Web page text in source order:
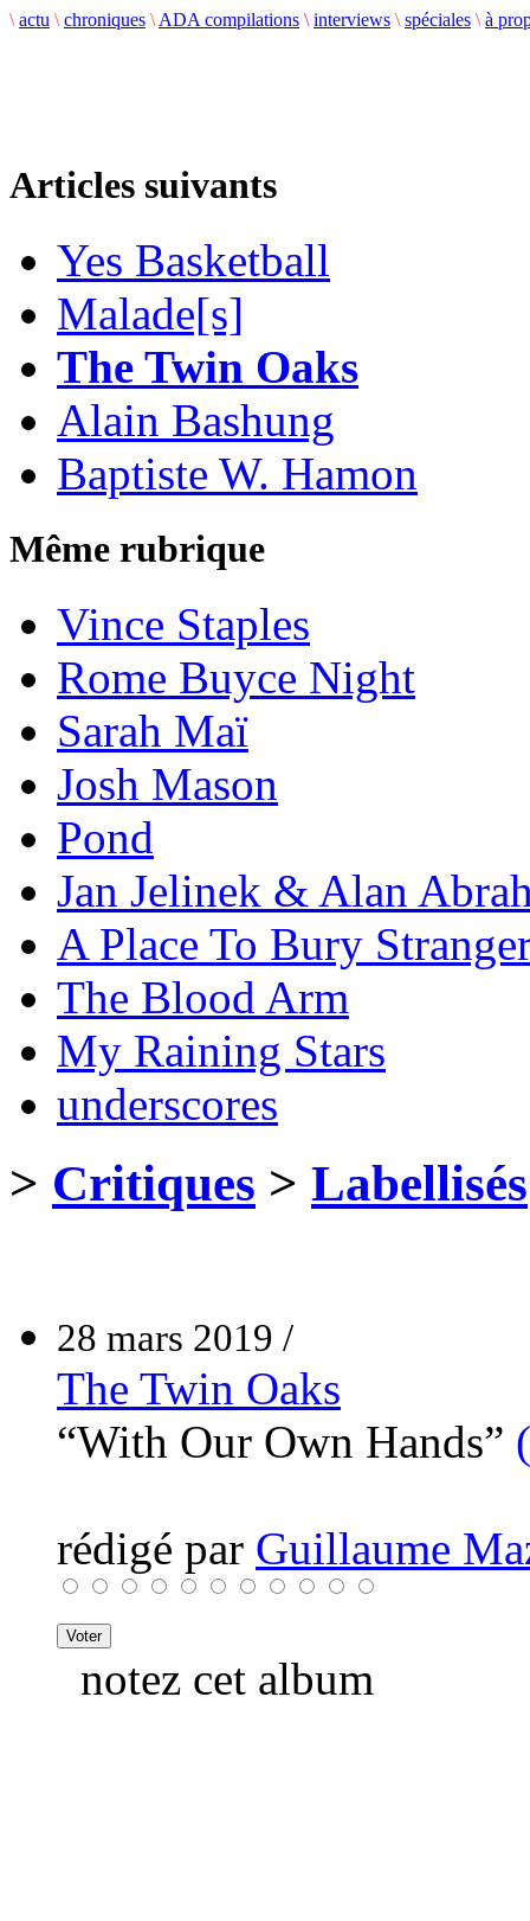
\ actu \ chroniques \ ADA compilations \ interviews \ spéciales \ à
Articles suivants
Yes Basketball
Malade[s]
The Twin Oaks
Alain Bashung
Baptiste W. Hamon
Même rubrique
Vince Staples
Rome Buyce Night
Sarah Maï
Josh Mason
Pond
Jan Jelinek & Alan
A Place To Bury
The Blood Arm
My Raining Stars
underscores
> Critiques > Labellisés
28 mars 2019 /
The Twin Oaks
“With Our Own Hands”
rédigé par Guillaume
notez cet album